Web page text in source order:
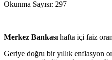
Okunma Sayısı: 297
Merkez Bankası hafta içi faiz
Geriye doğru bir yıllık enflasyon